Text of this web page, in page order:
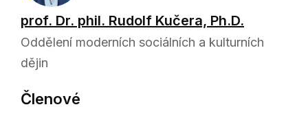
prof. Dr. phil. Rudolf Kučera, Ph.D.
Oddělení moderních sociálních a kulturních
dějin
Členové